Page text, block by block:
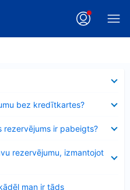
bez kredītkartes?
rezervējums ir pabeigts?
rezervējumu, izmantojot
man ir tāds